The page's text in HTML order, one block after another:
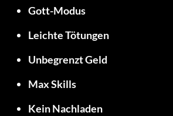
Gott-Modus
Leichte Tötungen
Unbegrenzt Geld
Max Skills
Kein Nachladen